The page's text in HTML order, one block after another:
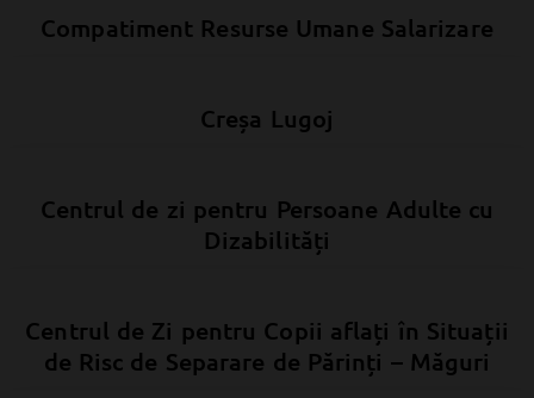
Compatiment Resurse Umane Salarizare
Creșa Lugoj
Centrul de zi pentru Persoane Adulte cu
Dizabilități
Centrul de Zi pentru Copii aflați în Situații
de Risc de Separare de Părinți – Măguri